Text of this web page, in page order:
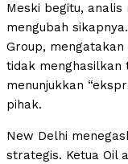
Meski begitu,
mengubah
Group,
tidak menghasilkan
menunjukkan
pihak.
New Delhi
strategis. Ketua Oil